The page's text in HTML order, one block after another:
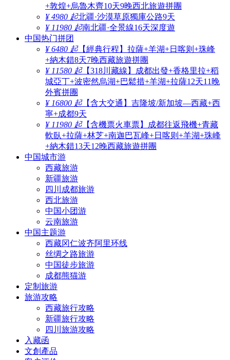
+敦煌+烏魯木齊10天9晚西北旅遊拼團
¥ 4980 起北疆·沙漠草原獨庫公路9天
¥ 11980 起南北疆·全景線16天深度遊
中国热门拼团
¥ 6480 起【經典行程】拉薩+羊湖+日喀则+珠峰
+納木錯8天7晚西藏旅遊拼團
¥ 11580 起【318川藏線】成都出發+香格里拉+稻
城亞丁+波密然烏湖+巴鬆措+羊湖+拉薩12天11晚
外賓拼團
¥ 16800 起【含大交通】吉隆坡/新加坡—西藏+西
寧+成都9天
¥ 11980 起【含機票火車票】成都往返飛機+青藏
軟臥+拉薩+林芝+南迦巴瓦峰+日喀则+羊湖+珠峰
+納木錯13天12晚西藏旅遊拼團
中国城市游
西藏旅游
新疆旅游
四川成都旅游
西北旅游
中国小团游
云南旅游
中国主题游
西藏冈仁波齐阿里环线
丝绸之路旅游
中国徒步旅游
成都熊猫游
定制旅游
旅游攻略
西藏旅行攻略
新疆旅行攻略
四川旅游攻略
入藏函
文創產品